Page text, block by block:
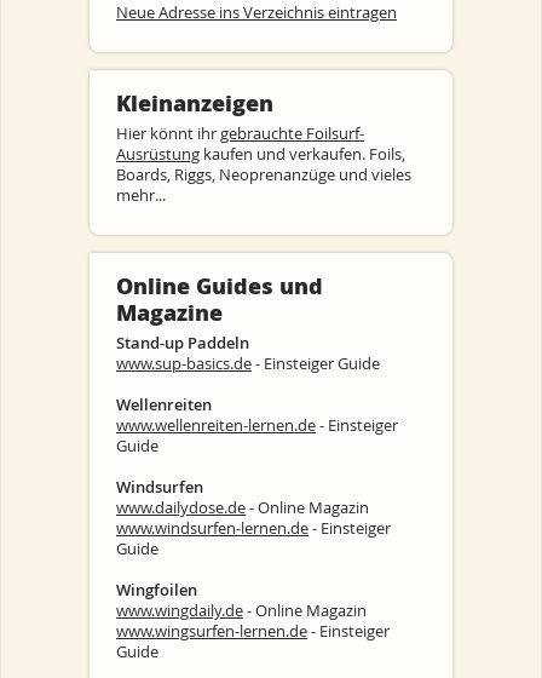
Neue Adresse ins Verzeichnis eintragen
Kleinanzeigen
Hier könnt ihrgebrauchte Foilsurf-
Ausrüstung kaufen und verkaufen. Foils,
Boards, Riggs, Neoprenanzüge und vieles
mehr...
Online Guides und
Magazine
Stand-up Paddeln
www.sup-basics.de- Einsteiger Guide
Wellenreiten
www.wellenreiten-lernen.de- Einsteiger
Guide
Windsurfen
www.dailydose.de- Online Magazin
www.windsurfen-lernen.de- Einsteiger
Guide
Wingfoilen
www.wingdaily.de- Online Magazin
www.wingsurfen-lernen.de- Einsteiger
Guide